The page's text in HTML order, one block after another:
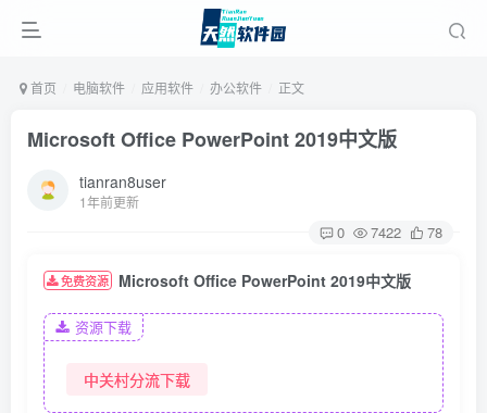
首页 电脑软件 应用软件 办公软件 正文
Microsoft Office PowerPoint 2019中文版
tianran8user
1年前更新
0 7422 78
免费资源 Microsoft Office PowerPoint 2019中文版
资源下载
中关村分流下载